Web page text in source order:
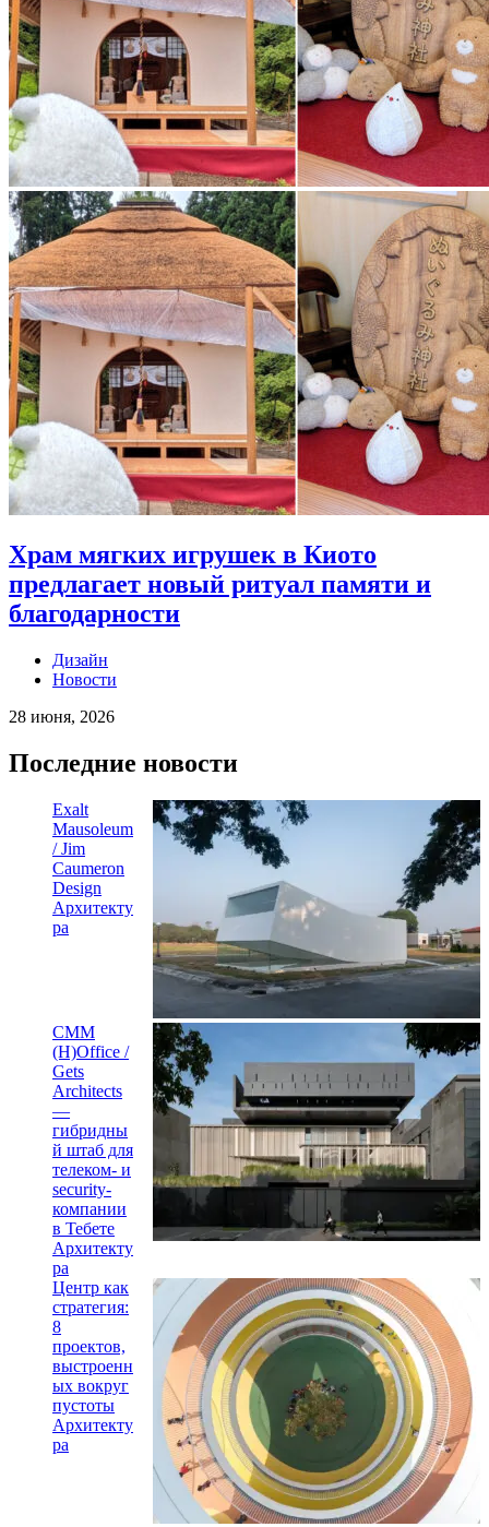
Храм мягких игрушек в Киото
предлагает новый ритуал памяти и
благодарности
Дизайн
Новости
28 июня, 2026
Последние новости
Exalt
Mausoleum
/ Jim
Caumeron
Design
Архитекту
ра
CMM
(H)Office /
Gets
Architects
—
гибридны
й штаб для
телеком- и
security-
компании
в Тебете
Архитекту
ра
Центр как
стратегия:
8
проектов,
выстроенн
ых вокруг
пустоты
Архитекту
ра